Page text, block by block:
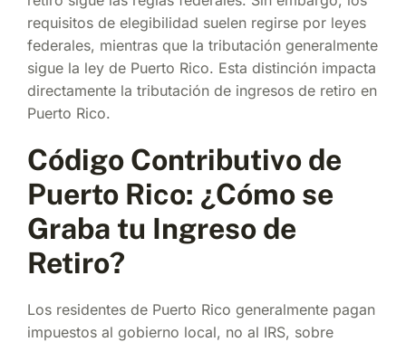
requisitos de elegibilidad suelen regirse por leyes
federales, mientras que la tributación generalmente
sigue la ley de Puerto Rico. Esta distinción impacta
directamente la tributación de ingresos de retiro en
Puerto Rico.
Código Contributivo de
Puerto Rico: ¿Cómo se
Graba tu Ingreso de
Retiro?
Los residentes de Puerto Rico generalmente pagan
impuestos al gobierno local, no al IRS, sobre